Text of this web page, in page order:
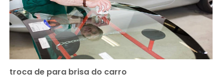
troca de para brisa do carro